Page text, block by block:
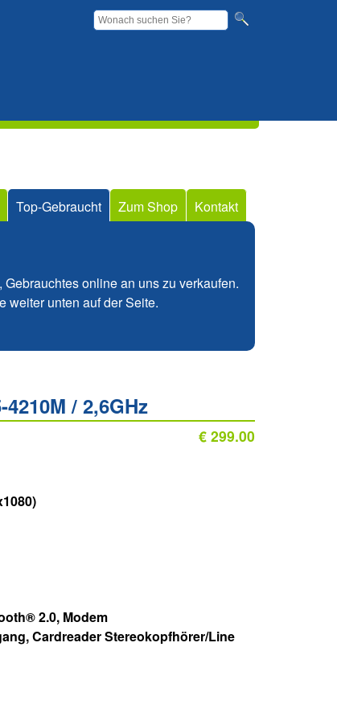
Suchformular
Diese
Website
Top-Gebraucht Zum Shop Kontakt
online an uns zu verkaufen.
weiter unten auf der Seite.
/ 2,6GHz
€ 299.00
2.0, Modem
Cardreader Stereokopfhörer/Line